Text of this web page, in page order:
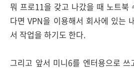
뭐 프로11을 갖고 나갔을 때 노트북
다면 VPN을 이용해서 회사에 있는
서 작업을 하기도 한다.
그리고 앞서 미니6를 엔터용으로